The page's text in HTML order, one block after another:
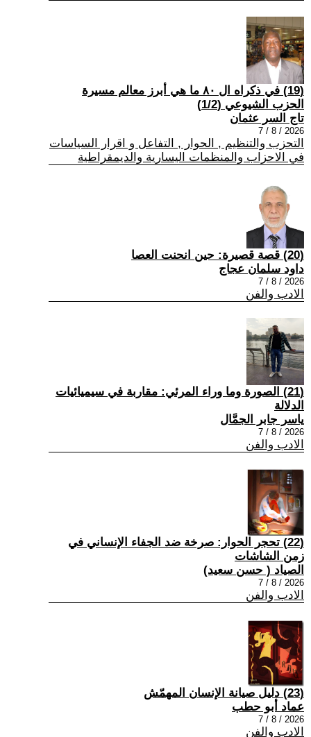
(19) في ذكراه ال ٨٠ ما هي أبرز معالم مسيرة
الحزب الشيوعي (1/2)
تاج السر عثمان
2026 / 8 / 7
التحزب والتنظيم , الحوار , التفاعل و اقرار السياسات
في الاحزاب والمنظمات اليسارية والديمقراطية
(20) قصة قصيرة: حين انحنت العصا
داود سلمان عجاج
2026 / 8 / 7
الادب والفن
(21) الصورة وما وراء المرئي: مقاربة في سيميائيات
الدلالة
ياسر جابر الجمَّال
2026 / 8 / 7
الادب والفن
(22) تحجر الحوار: صرخة ضد الجفاء الإنساني في
زمن الشاشات
الصياد ‏( حسن سعيد‏)
2026 / 8 / 7
الادب والفن
(23) دليل صيانة الإنسان المهمّش
عماد أبو حطب
2026 / 8 / 7
الادب والفن